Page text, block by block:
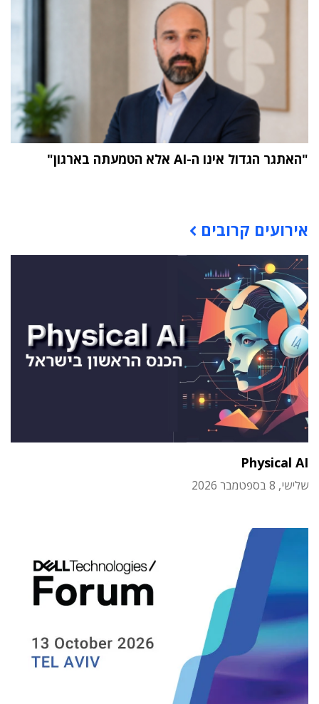
"האתגר הגדול אינו ה-AI אלא הטמעתה בארגון"
אירועים קרובים
Physical AI
שלישי, 8 בספטמבר 2026